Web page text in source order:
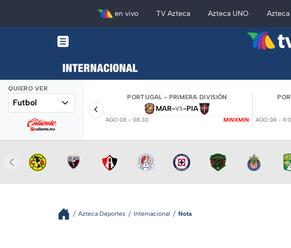
en vivo TV Azteca Azteca UNO Azteca
QUIERO VER
Futbol
PORTUGAL - PRIMERA DIVISIÓN
MAR-VS-PIA
AGO 08 - 08:30 MINXMIN AGO 08 -
Azteca Deportes Internacional Nota